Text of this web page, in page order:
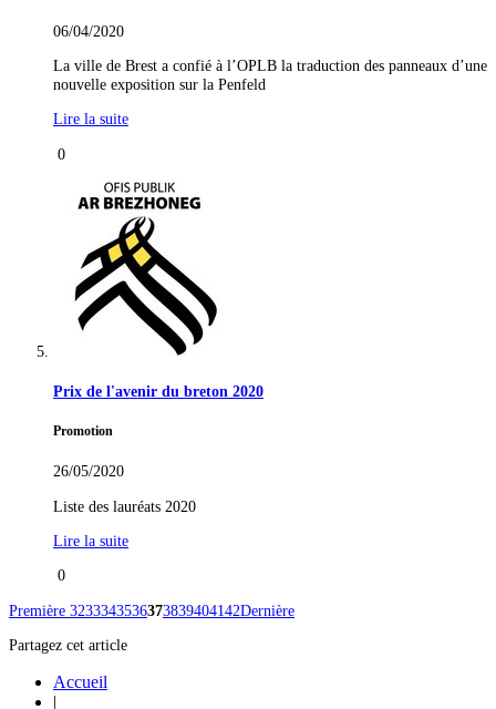
06/04/2020
La ville de Brest a confié à l’OPLB la traduction des panneaux d’une
nouvelle exposition sur la Penfeld
Lire la suite
0
Prix de l'avenir du breton 2020
Promotion
26/05/2020
Liste des lauréats 2020
Lire la suite
0
Première 3233343536373839404142Dernière
Partagez cet article
Accueil
|